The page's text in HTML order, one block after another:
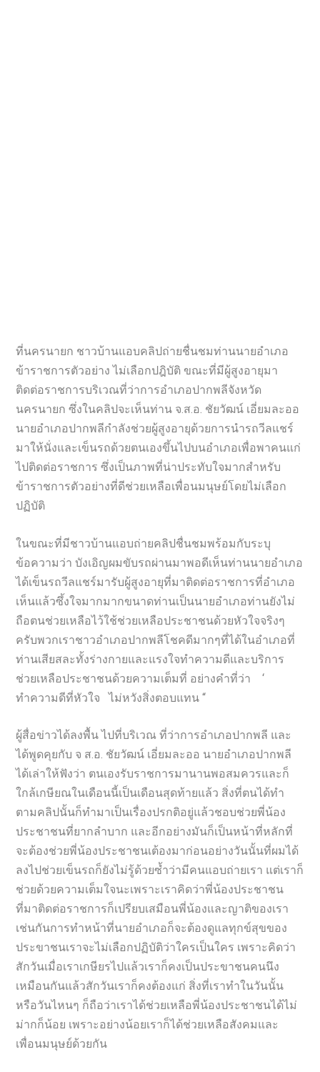
ที่นครนายก ชาวบ้านแอบคลิปถ่ายชื่นชมท่านนายอำเภอ
ข้าราชการตัวอย่าง ไม่เลือกปฎิบัติ ขณะที่มีผู้สูงอายุมา
ติดต่อราชการบริเวณที่ว่าการอำเภอปากพลีจังหวัด
นครนายก ซึ่งในคลิปจะเห็นท่าน จ.ส.อ. ชัยวัฒน์ เอี่ยมละออ
นายอำเภอปากพลีกำลังช่วยผู้สูงอายุด้วยการนำรถวีลแชร์
มาให้นั่งและเข็นรถด้วยตนเองขึ้นไปบนอำเภอเพื่อพาคนแก่
ไปติดต่อราชการ ซึ่งเป็นภาพที่น่าประทับใจมากสำหรับ
ข้าราชการตัวอย่างที่ดีช่วยเหลือเพื่อนมนุษย์โดยไม่เลือก
ปฏิบัติ
ในขณะที่มีชาวบ้านแอบถ่ายคลิปชื่นชมพร้อมกับระบุ
ข้อความว่า บังเอิญผมขับรถผ่านมาพอดีเห็นท่านนายอำเภอ
ได้เข็นรถวีลแชร์มารับผู้สูงอายุที่มาติดต่อราชการที่อำเภอ
เห็นแล้วซึ้งใจมากมากขนาดท่านเป็นนายอำเภอท่านยังไม่
ถือตนช่วยเหลือไว้ใช้ช่วยเหลือประชาชนด้วยหัวใจจริงๆ
ครับพวกเราชาวอำเภอปากพลีโชคดีมากๆที่ได้ในอำเภอที่
ท่านเสียสละทั้งร่างกายและแรงใจทำความดีและบริการ
ช่วยเหลือประชาชนด้วยความเต็มที่ อย่างคำที่ว่า ‘
ทำความดีที่หัวใจ ไม่หวังสิ่งตอบแทน “
ผู้สื่อข่าวได้ลงพื้น ไปที่บริเวณ ที่ว่าการอำเภอปากพลี และ
ได้พูดคุยกับ จ ส.อ. ชัยวัฒน์ เอี่ยมละออ นายอำเภอปากพลี
ได้เล่าให้ฟังว่า ตนเองรับราชการมานานพอสมควรและก็
ใกล้เกษียณในเดือนนี้เป็นเดือนสุดท้ายแล้ว สิ่งที่ตนได้ทำ
ตามคลิปนั้นก็ทำมาเป็นเรื่องปรกติอยู่แล้วชอบช่วยพี่น้อง
ประชาชนที่ยากลำบาก และอีกอย่างมันก็เป็นหน้าที่หลักที่
จะต้องช่วยพี่น้องประชาชนเต้องมาก่อนอย่างวันนั้นที่ผมได้
ลงไปช่วยเข็นรถก็ยังไม่รู้ด้วยซ้ำว่ามีคนแอบถ่ายเรา แต่เราก็
ช่วยด้วยความเต็มใจนะเพราะเราคิดว่าพี่น้องประชาชน
ที่มาติดต่อราชการก็เปรียบเสมือนพี่น้องและญาติของเรา
เช่นกันการทำหน้าที่นายอำเภอก็จะต้องดูแลทุกข์สุขของ
ประขาชนเราจะไม่เลือกปฏิบัติว่าใครเป็นใคร เพราะคิดว่า
สักวันเมื่อเราเกษียรไปแล้วเราก็คงเป็นประขาชนคนนึง
เหมือนกันแล้วสักวันเราก็คงต้องแก่ สิ่งที่เราทำในวันนั้น
หรือวันไหนๆ ก็ถือว่าเราได้ช่วยเหลือพี่น้องประชาชนได้ไม่
ม่ากก็น้อย เพราะอย่างน้อยเราก็ได้ช่วยเหลือสังคมและ
เพื่อนมนุษย์ด้วยกัน